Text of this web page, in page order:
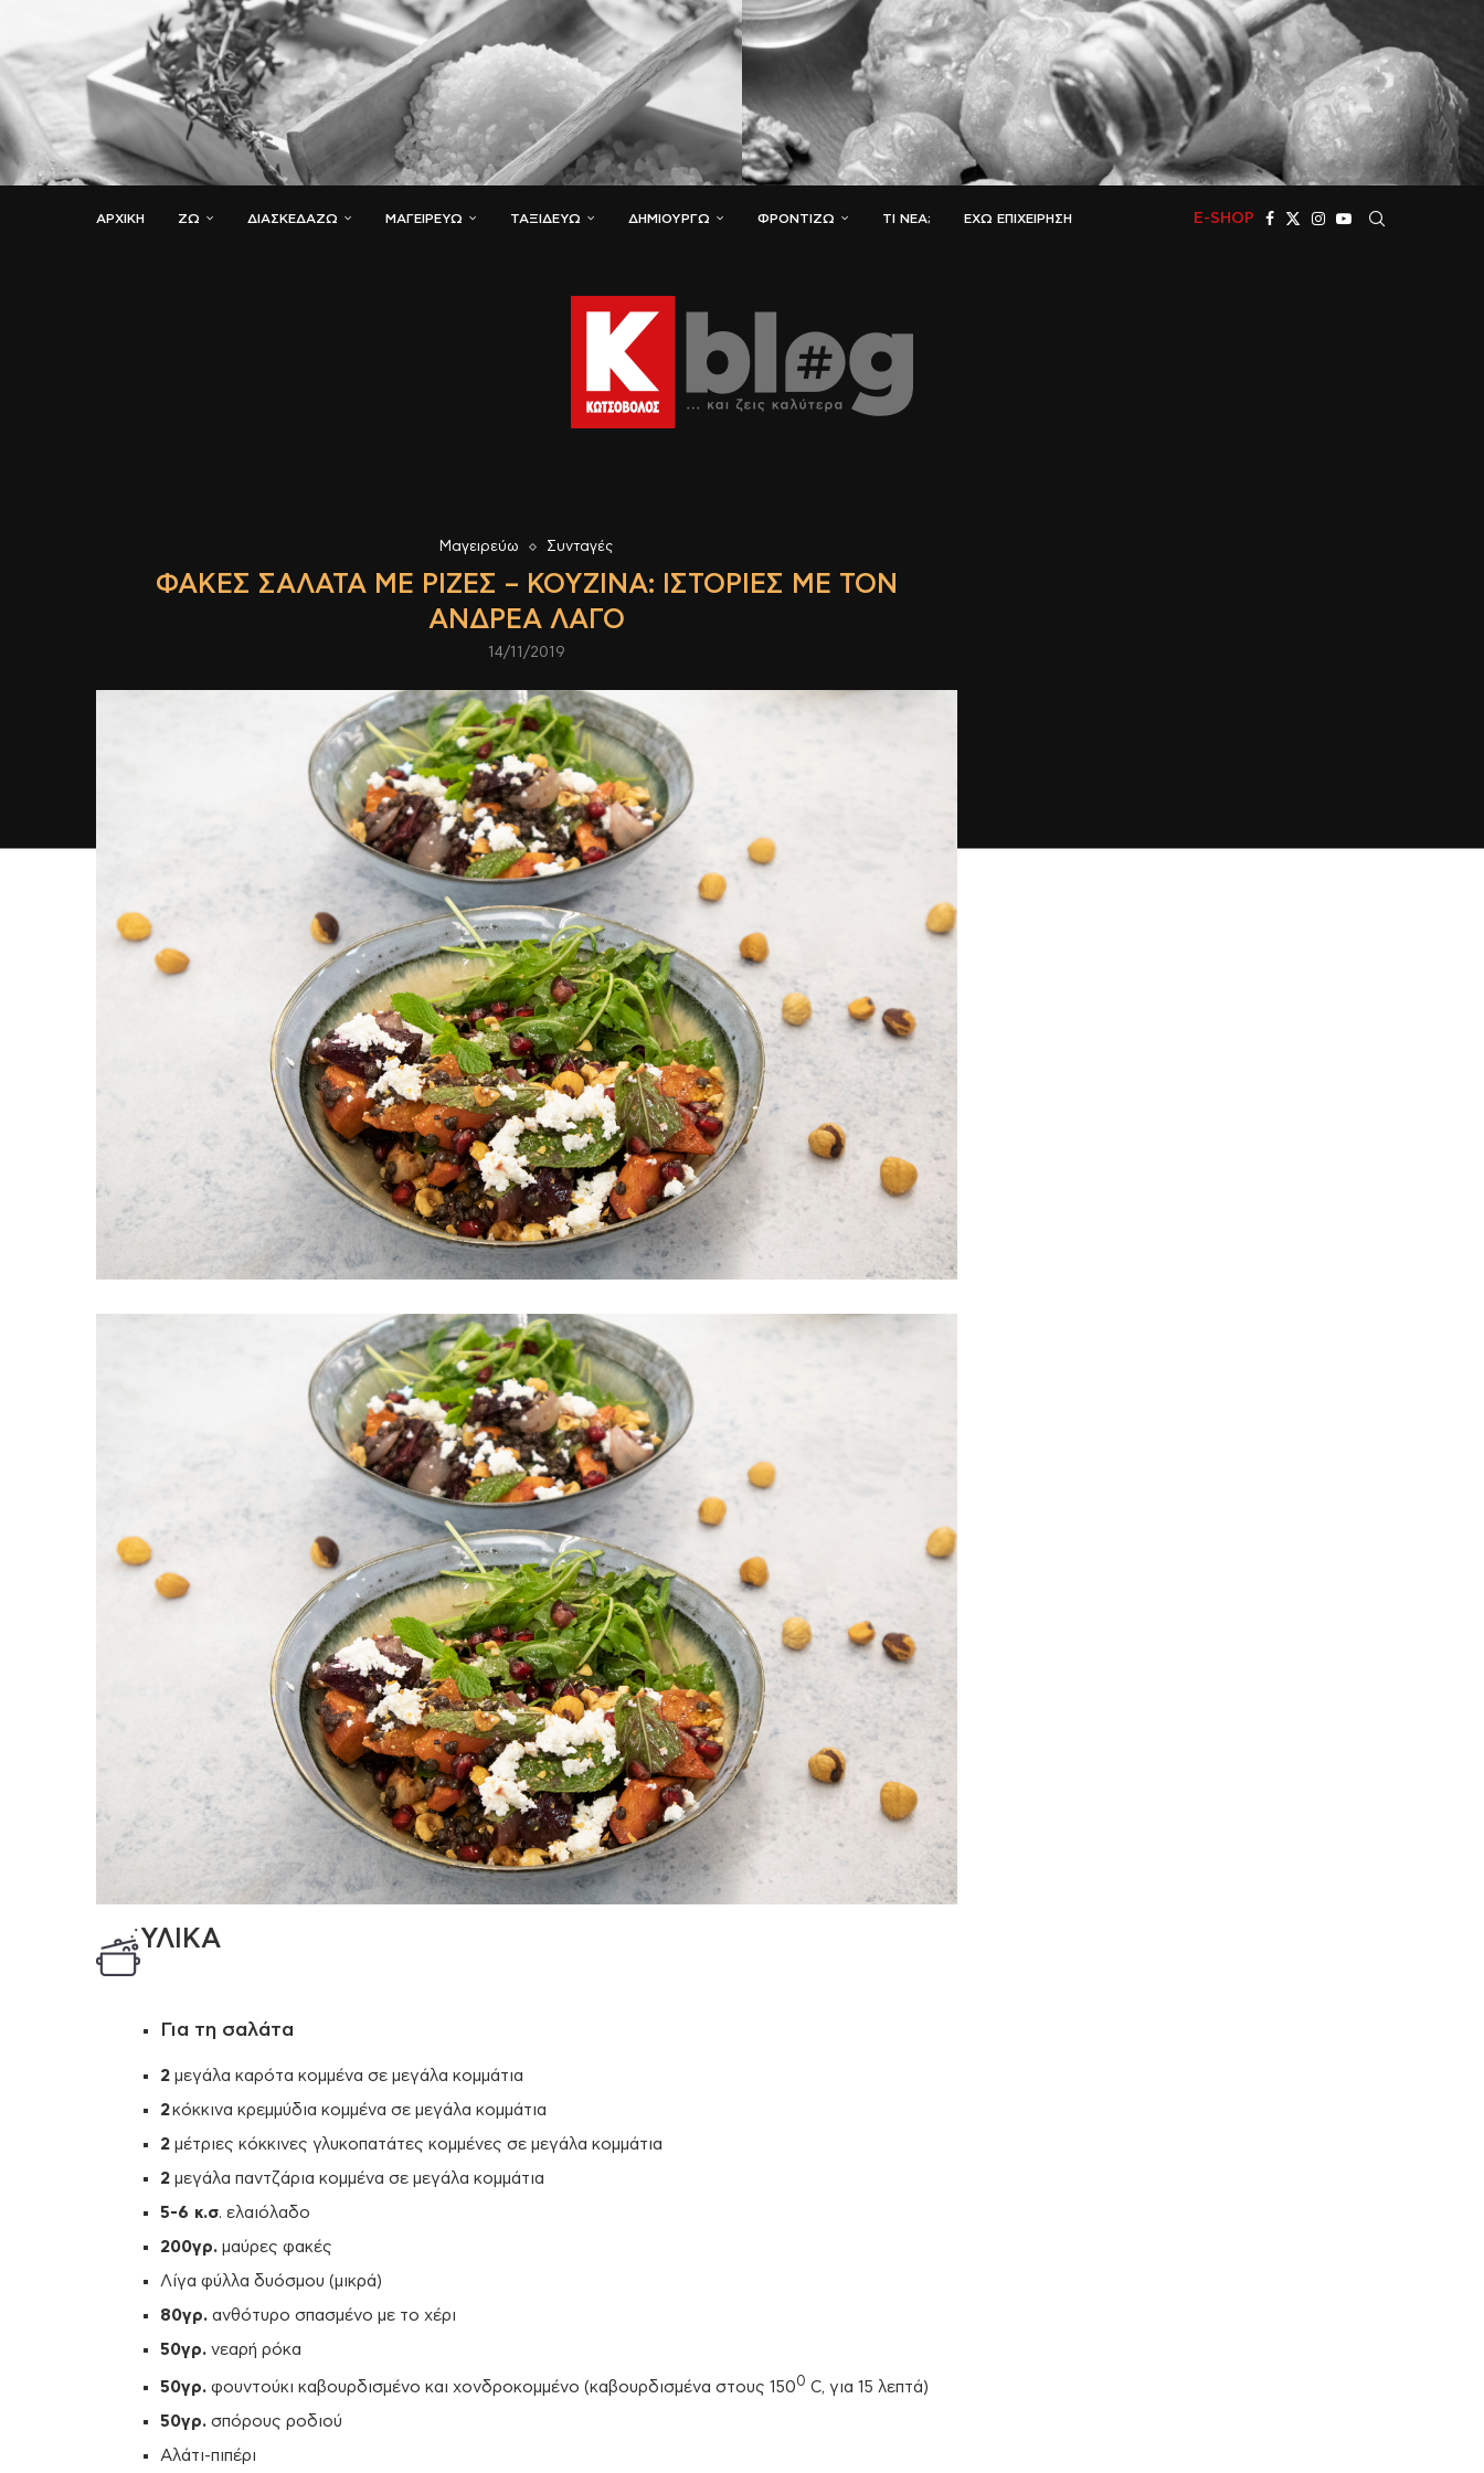
ΑΡΧΙΚΗ ΖΏ ΔΙΑΣΚΕΔΆΖΩ ΜΑΓΕΙΡΕΎΩ ΤΑΞΙΔΕΎΩ ΔΗΜΙΟΥΡΓΏ ΦΡΟΝΤΊΖΩ ΤΙ ΝΈΑ; ΈΧΩ ΕΠΙΧΕΊΡΗΣΗ E-SHOP
Μαγειρεύω Συνταγές
ΦΑΚΈΣ ΣΑΛΆΤΑ ΜΕ ΡΊΖΕΣ – ΚΟΥΖΊΝΑ: ΙΣΤΟΡΊΕΣ ΜΕ ΤΟΝ
ΑΝΔΡΈΑ ΛΑΓΌ
14/11/2019
ΥΛΙΚΑ
Για τη σαλάτα
2 μεγάλα καρότα κομμένα σε μεγάλα κομμάτια
2κόκκινα κρεμμύδια κομμένα σε μεγάλα κομμάτια
2 μέτριες κόκκινες γλυκοπατάτες κομμένες σε μεγάλα κομμάτια
2 μεγάλα παντζάρια κομμένα σε μεγάλα κομμάτια
5-6 κ.σ. ελαιόλαδο
200γρ. μαύρες φακές
Λίγα φύλλα δυόσμου (μικρά)
80γρ. ανθότυρο σπασμένο με το χέρι
50γρ. νεαρή ρόκα
50γρ. φουντούκι καβουρδισμένο και χονδροκομμένο (καβουρδισμένα στους 1500 C, για 15 λεπτά)
50γρ. σπόρους ροδιού
Αλάτι-πιπέρι